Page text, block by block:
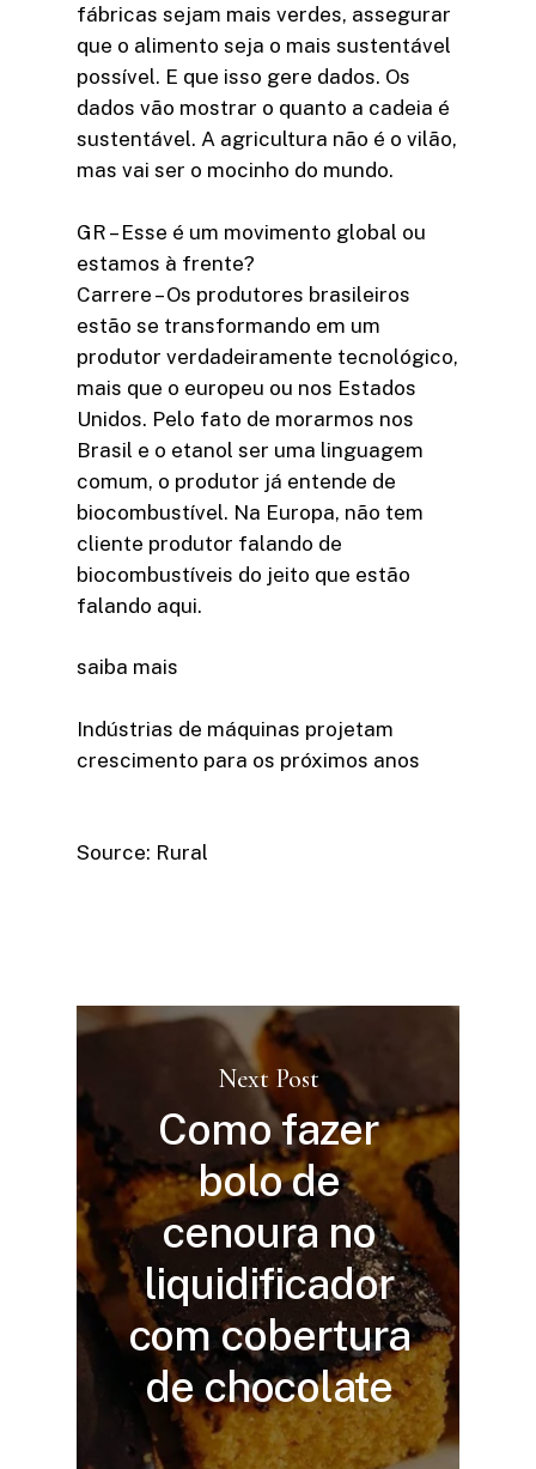
fábricas sejam mais verdes, assegurar
que o alimento seja o mais sustentável
possível. E que isso gere dados. Os
dados vão mostrar o quanto a cadeia é
sustentável. A agricultura não é o vilão,
mas vai ser o mocinho do mundo.
GR – Esse é um movimento global ou
estamos à frente?
Carrere – Os produtores brasileiros
estão se transformando em um
produtor verdadeiramente tecnológico,
mais que o europeu ou nos Estados
Unidos. Pelo fato de morarmos nos
Brasil e o etanol ser uma linguagem
comum, o produtor já entende de
biocombustível. Na Europa, não tem
cliente produtor falando de
biocombustíveis do jeito que estão
falando aqui.
saiba mais
Indústrias de máquinas projetam
crescimento para os próximos anos
Source: Rural
Next Post
Como fazer
bolo de
cenoura no
liquidificador
com cobertura
de chocolate